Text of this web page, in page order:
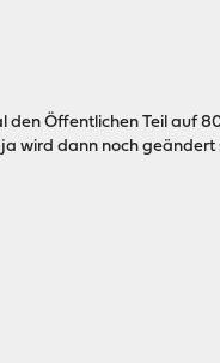
Öffentlichen Teil auf
wird dann noch